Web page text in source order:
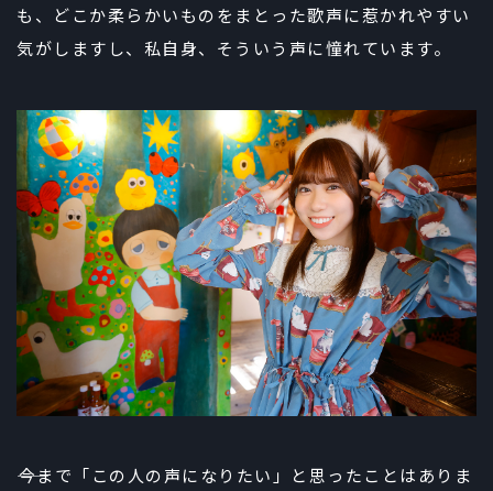
も、どこか柔らかいものをまとった歌声に惹かれやすい
気がしますし、私自身、そういう声に憧れています。
――今まで「この人の声になりたい」と思ったことはありま